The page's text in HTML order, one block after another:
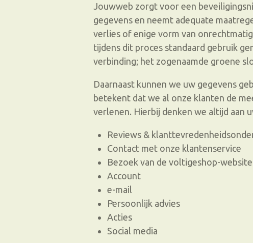
Jouwweb zorgt voor een
gegevens en neemt adequate
verlies of enige vorm van
tijdens dit proces standaard gebruik
verbinding; het zogenaamde groene
Daarnaast kunnen we uw gegevens
betekent dat we al onze klanten de
verlenen. Hierbij denken we altijd aan
Reviews &
Contact met onze klantenservice
Bezoek van de voltigeshop-website
Account
e-mail
Persoonlijk advies
Acties
Social media